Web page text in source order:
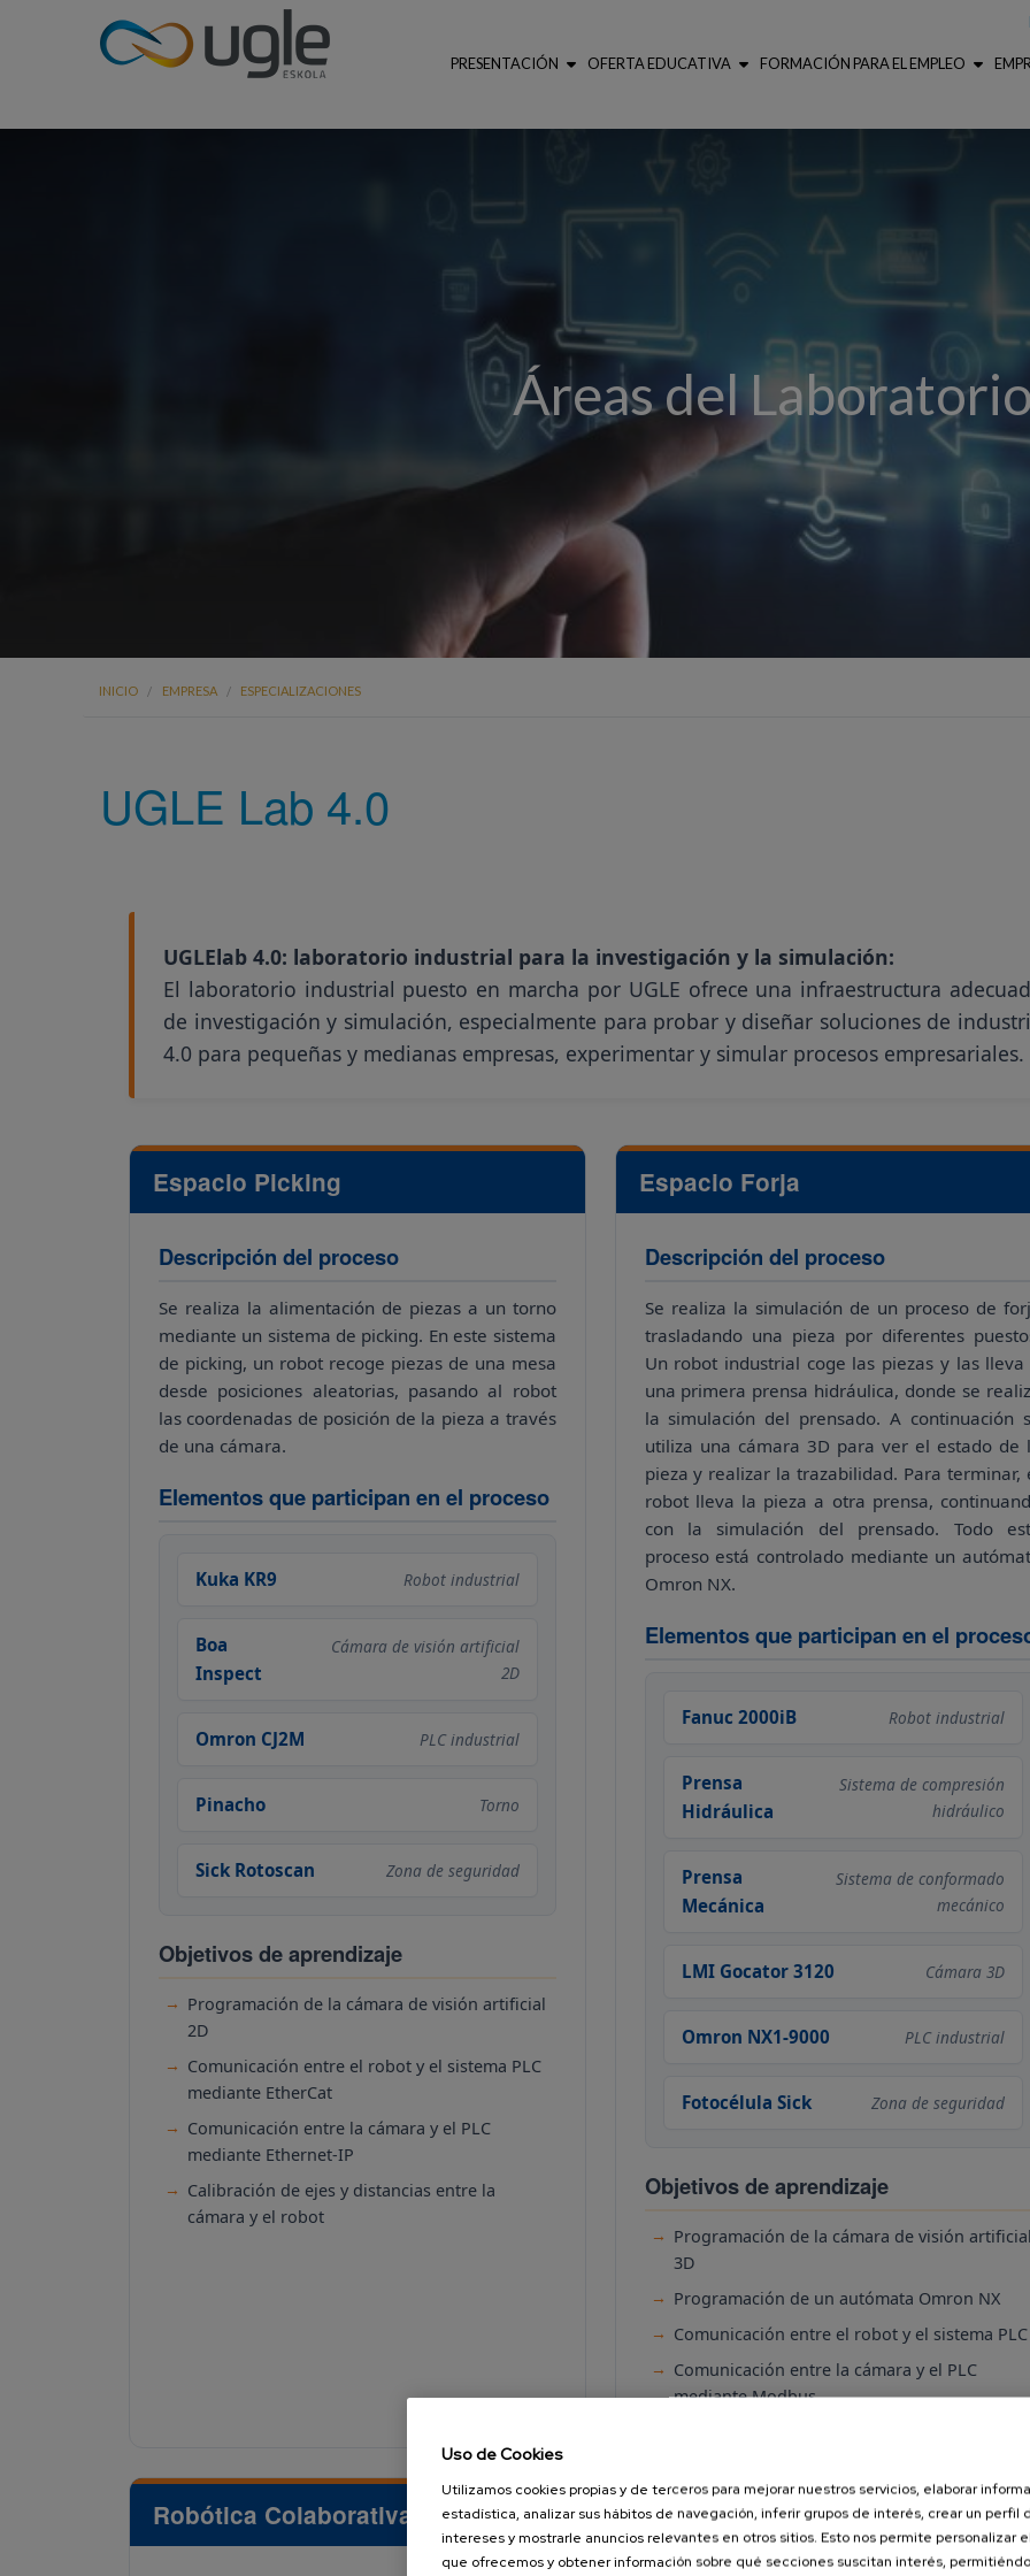
PRESENTACIÓN OFERTA EDUCATIVA FORMACIÓN PARA EL EMPLEO
Áreas del
Usted está aquí
INICIO EMPRESA ESPECIALIZACIONES
UGLE Lab 4.0
UGLElab 4.0: laboratorio industrial para la investigación y la simulación:
El laboratorio industrial puesto en marcha por UGLE ofrece una infraestructura
de investigación y simulación, especialmente para probar y diseñar soluciones de
4.0 para pequeñas y medianas empresas, experimentar y simular procesos empresariales.
Espacio Picking
Descripción del proceso
Se realiza la alimentación de piezas a un torno
mediante un sistema de picking. En este sistema
de picking, un robot recoge piezas de una mesa
desde posiciones aleatorias, pasando al robot
las coordenadas de posición de la pieza a través
de una cámara.
Elementos que participan en el proceso
Kuka KR9 Robot industrial
Boa
Inspect
Cámara de visión artificial
2D
Omron CJ2M PLC industrial
Pinacho Torno
Sick Rotoscan Zona de seguridad
Objetivos de aprendizaje
Programación de la cámara de visión artificial
2D
Comunicación entre el robot y el sistema PLC
mediante EtherCat
Comunicación entre la cámara y el PLC
mediante Ethernet-IP
Calibración de ejes y distancias entre la
cámara y el robot
Espacio Forja
Descripción del proceso
Se realiza la simulación de un proceso de
trasladando una pieza por diferentes
Un robot industrial coge las piezas y las lleva
una primera prensa hidráulica, donde se
la simulación del prensado. A continuación
utiliza una cámara 3D para ver el estado de
pieza y realizar la trazabilidad. Para terminar,
robot lleva la pieza a otra prensa,
con la simulación del prensado. Todo
proceso está controlado mediante un
Omron NX.
Elementos que participan en el
Fanuc 2000iB Robot industrial
Prensa
Hidráulica
Sistema de compresión
hidráulico
Prensa
Mecánica
Sistema de conformado
mecánico
LMI Gocator 3120 Cámara 3D
Omron NX1-9000 PLC industrial
Fotocélula Sick Zona de seguridad
Objetivos de aprendizaje
Programación de la cámara de visión
3D
Programación de un autómata Omron NX
Comunicación entre el robot y el sistema PLC
Comunicación entre la cámara y el PLC
mediante Modbus
Robótica Colaborativa
Uso de Cookies
Utilizamos cookies propias y de terceros para mejorar nuestros servicios, elaborar
estadística, analizar sus hábitos de navegación, inferir grupos de interés, crear un perfil
intereses y mostrarle anuncios relevantes en otros sitios. Esto nos permite personalizar
que ofrecemos y obtener información sobre qué secciones suscitan interés,